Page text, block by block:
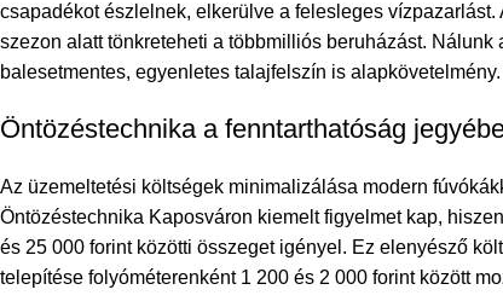
csapadékot észlelnek, elkerülve a felesleges
szezon alatt tönkreteheti a többmilliós beruházást.
balesetmentes, egyenletes talajfelszín is alapkövetelmény.
Öntözéstechnika a fenntarthatóság
Az üzemeltetési költségek minimalizálása modern
Öntözéstechnika Kaposváron kiemelt figyelmet kap,
és 25 000 forint közötti összeget igényel. Ez elenyésző
telepítése folyóméterenként 1 200 és 2 000 forint között